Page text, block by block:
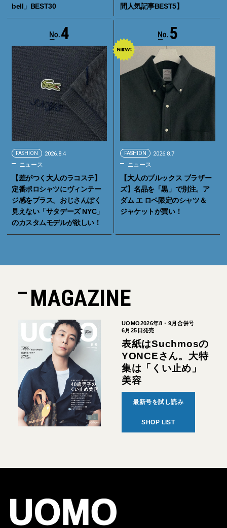
bell」BEST30
間人気記事BEST5】
4
FASHION 2026.8.4
ニュース
【差がつく大人のラコステ】
定番ポロシャツにヴィンテー
ジ感をプラス。おじさんぽく
見えない「サタデーズ NYC」
のカスタムモデルが欲しい！
5
FASHION 2026.8.7
ニュース
【大人のブルックス ブラザー
ズ】名品を「黒」で別注。ア
ダム エ ロペ限定のシャツ＆
ジャケットが買い！
MAGAZINE
UOMO2026年8・9月合併号
6月25日発売
表紙はSuchmosの
YONCEさん。大特
集は「くい止め」
美容
最新号を試し読み
SHOP LIST